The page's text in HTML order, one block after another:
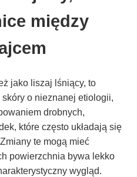
między
jako liszaj lśniący, to
skóry o nieznanej etiologii,
drobnych,
które często układają się
te mogą mieć
powierzchnia bywa lekko
wygląd.